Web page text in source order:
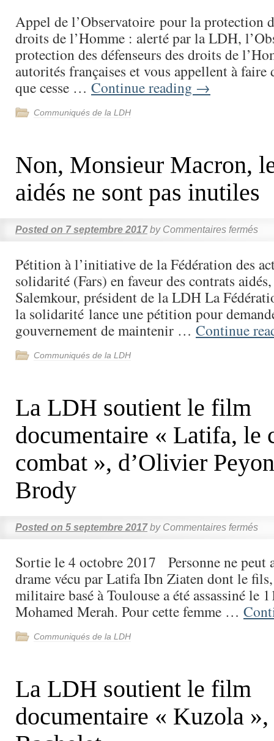
Appel de l’Observatoire pour la protection
droits de l’Homme : alerté par la LDH,
protection des défenseurs des droits de
autorités françaises et vous appellent à faire
que cesse … Continue reading →
Communiqués de la LDH
Non, Monsieur Macron,
aidés ne sont pas inutiles
Posted on 7 septembre 2017 by Commentaires fermés
Pétition à l’initiative de la Fédération des
solidarité (Fars) en faveur des contrats
Salemkour, président de la LDH La
la solidarité lance une pétition pour
gouvernement de maintenir … Continue
Communiqués de la LDH
La LDH soutient le film
documentaire « Latifa, le
combat », d’Olivier
Brody
Posted on 5 septembre 2017 by Commentaires fermés
Sortie le 4 octobre 2017 Personne ne peut
drame vécu par Latifa Ibn Ziaten dont le
militaire basé à Toulouse a été assassiné le
Mohamed Merah. Pour cette femme …
Communiqués de la LDH
La LDH soutient le film
documentaire « Kuzola